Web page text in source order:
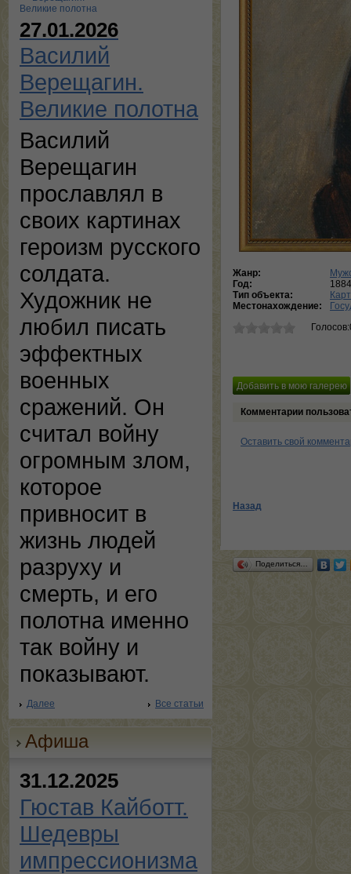
27.01.2026
Василий
Верещагин.
Великие полотна
Василий
Верещагин
прославлял в
своих картинах
героизм русского
солдата.
Художник не
любил писать
эффектных
военных
сражений. Он
считал войну
огромным злом,
которое
привносит в
жизнь людей
разруху и
смерть, и его
полотна именно
так войну и
показывают.
Далее Все статьи
Афиша
31.12.2025
Гюстав Кайботт.
Шедевры
импрессионизма
Жанр:
Год:
1884
Тип объекта:
Местонахождение:
Комментарии
Оставить свой
Назад
Поделиться…